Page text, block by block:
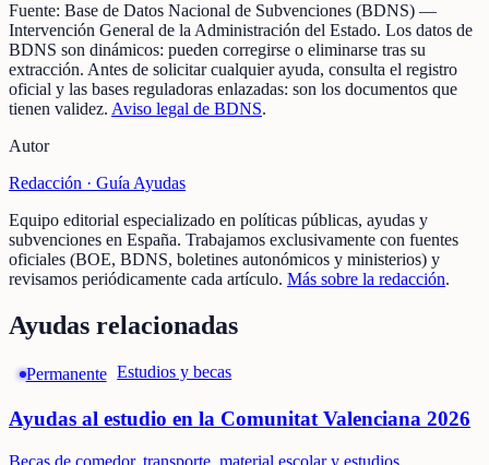
Fuente: Base de Datos Nacional de Subvenciones (BDNS) —
Intervención General de la Administración del Estado. Los datos de
BDNS son dinámicos: pueden corregirse o eliminarse tras su
extracción. Antes de solicitar cualquier ayuda, consulta el registro
oficial y las bases reguladoras enlazadas: son los documentos que
tienen validez. Aviso legal de BDNS.
Autor
Redacción · Guía Ayudas
Equipo editorial especializado en políticas públicas, ayudas y
subvenciones en España. Trabajamos exclusivamente con fuentes
oficiales (BOE, BDNS, boletines autonómicos y ministerios) y
revisamos periódicamente cada artículo. Más sobre la redacción.
Ayudas relacionadas
Permanente Estudios y becas
Ayudas al estudio en la Comunitat Valenciana 2026